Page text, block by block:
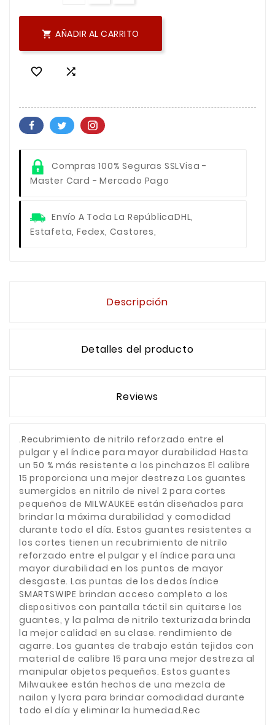
 AÑADIR AL CARRITO
 
Compras 100% Seguras SSLVisa -
Master Card - Mercado Pago
Envío A Toda La RepúblicaDHL,
Estafeta, Fedex, Castores,
Descripción
Detalles del producto
Reviews
.Recubrimiento de nitrilo reforzado entre el
pulgar y el índice para mayor durabilidad Hasta
un 50 % más resistente a los pinchazos El calibre
15 proporciona una mejor destreza Los guantes
sumergidos en nitrilo de nivel 2 para cortes
pequeños de MILWAUKEE están diseñados para
brindar la máxima durabilidad y comodidad
durante todo el día. Estos guantes resistentes a
los cortes tienen un recubrimiento de nitrilo
reforzado entre el pulgar y el índice para una
mayor durabilidad en los puntos de mayor
desgaste. Las puntas de los dedos índice
SMARTSWIPE brindan acceso completo a los
dispositivos con pantalla táctil sin quitarse los
guantes, y la palma de nitrilo texturizada brinda
la mejor calidad en su clase. rendimiento de
agarre. Los guantes de trabajo están tejidos con
material de calibre 15 para una mejor destreza al
manipular objetos pequeños. Estos guantes
Milwaukee están hechos de una mezcla de
nailon y lycra para brindar comodidad durante
todo el día y eliminar la humedad.Rec